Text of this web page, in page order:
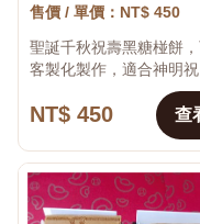
售價 / 單價：NT$ 450
聖誕千秋祝壽黑糖椪餅
客製化製作，適合神明祝
壽、宮廟祝壽、平安祈
活動結緣使用。 本商品以
色造型、主題圖案與祝
字製作，適合生日、節...
NT$ 450 查